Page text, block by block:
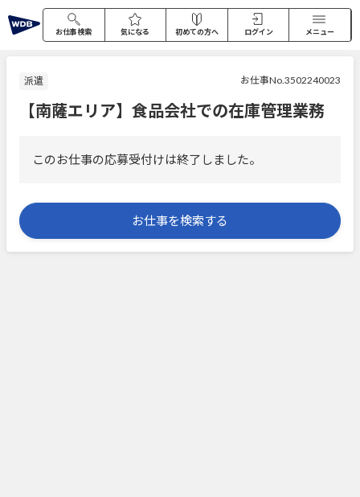
お仕事検索 気になる 初めての方へ ログイン メニュー
派遣 お仕事No.3502240023
【南薩エリア】食品会社での在庫管理業務
このお仕事の応募受付けは終了しました。
お仕事を検索する